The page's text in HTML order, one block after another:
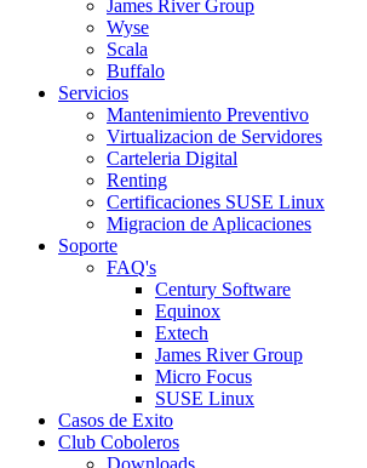
James River Group
Wyse
Scala
Buffalo
Servicios
Mantenimiento Preventivo
Virtualizacion de Servidores
Carteleria Digital
Renting
Certificaciones SUSE Linux
Migracion de Aplicaciones
Soporte
FAQ's
Century Software
Equinox
Extech
James River Group
Micro Focus
SUSE Linux
Casos de Exito
Club Coboleros
Downloads